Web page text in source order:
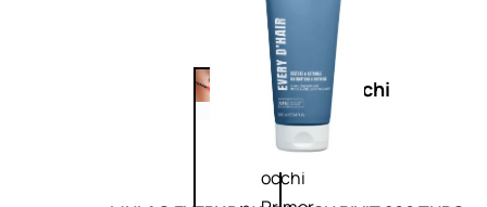
Occhi
Palette
occhi